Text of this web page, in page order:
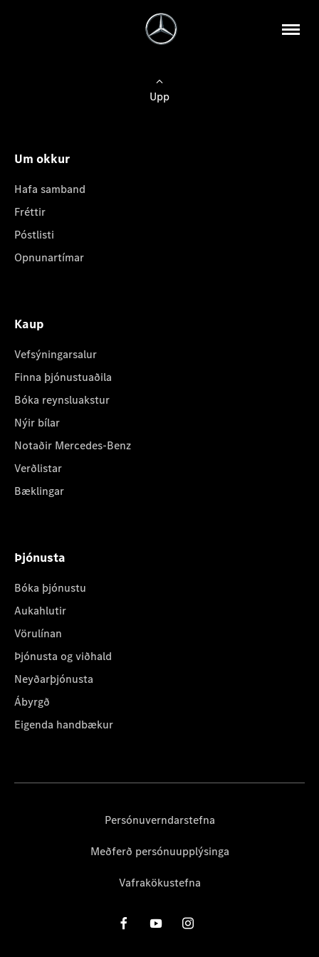
Upp
Um okkur
Hafa samband
Fréttir
Póstlisti
Opnunartímar
Kaup
Vefsýningarsalur
Finna þjónustuaðila
Bóka reynsluakstur
Nýir bílar
Notaðir Mercedes-Benz
Verðlistar
Bæklingar
Þjónusta
Bóka þjónustu
Aukahlutir
Vörulínan
Þjónusta og viðhald
Neyðarþjónusta
Ábyrgð
Eigenda handbækur
Persónuverndarstefna
Meðferð persónuupplýsinga
Vafrakökustefna